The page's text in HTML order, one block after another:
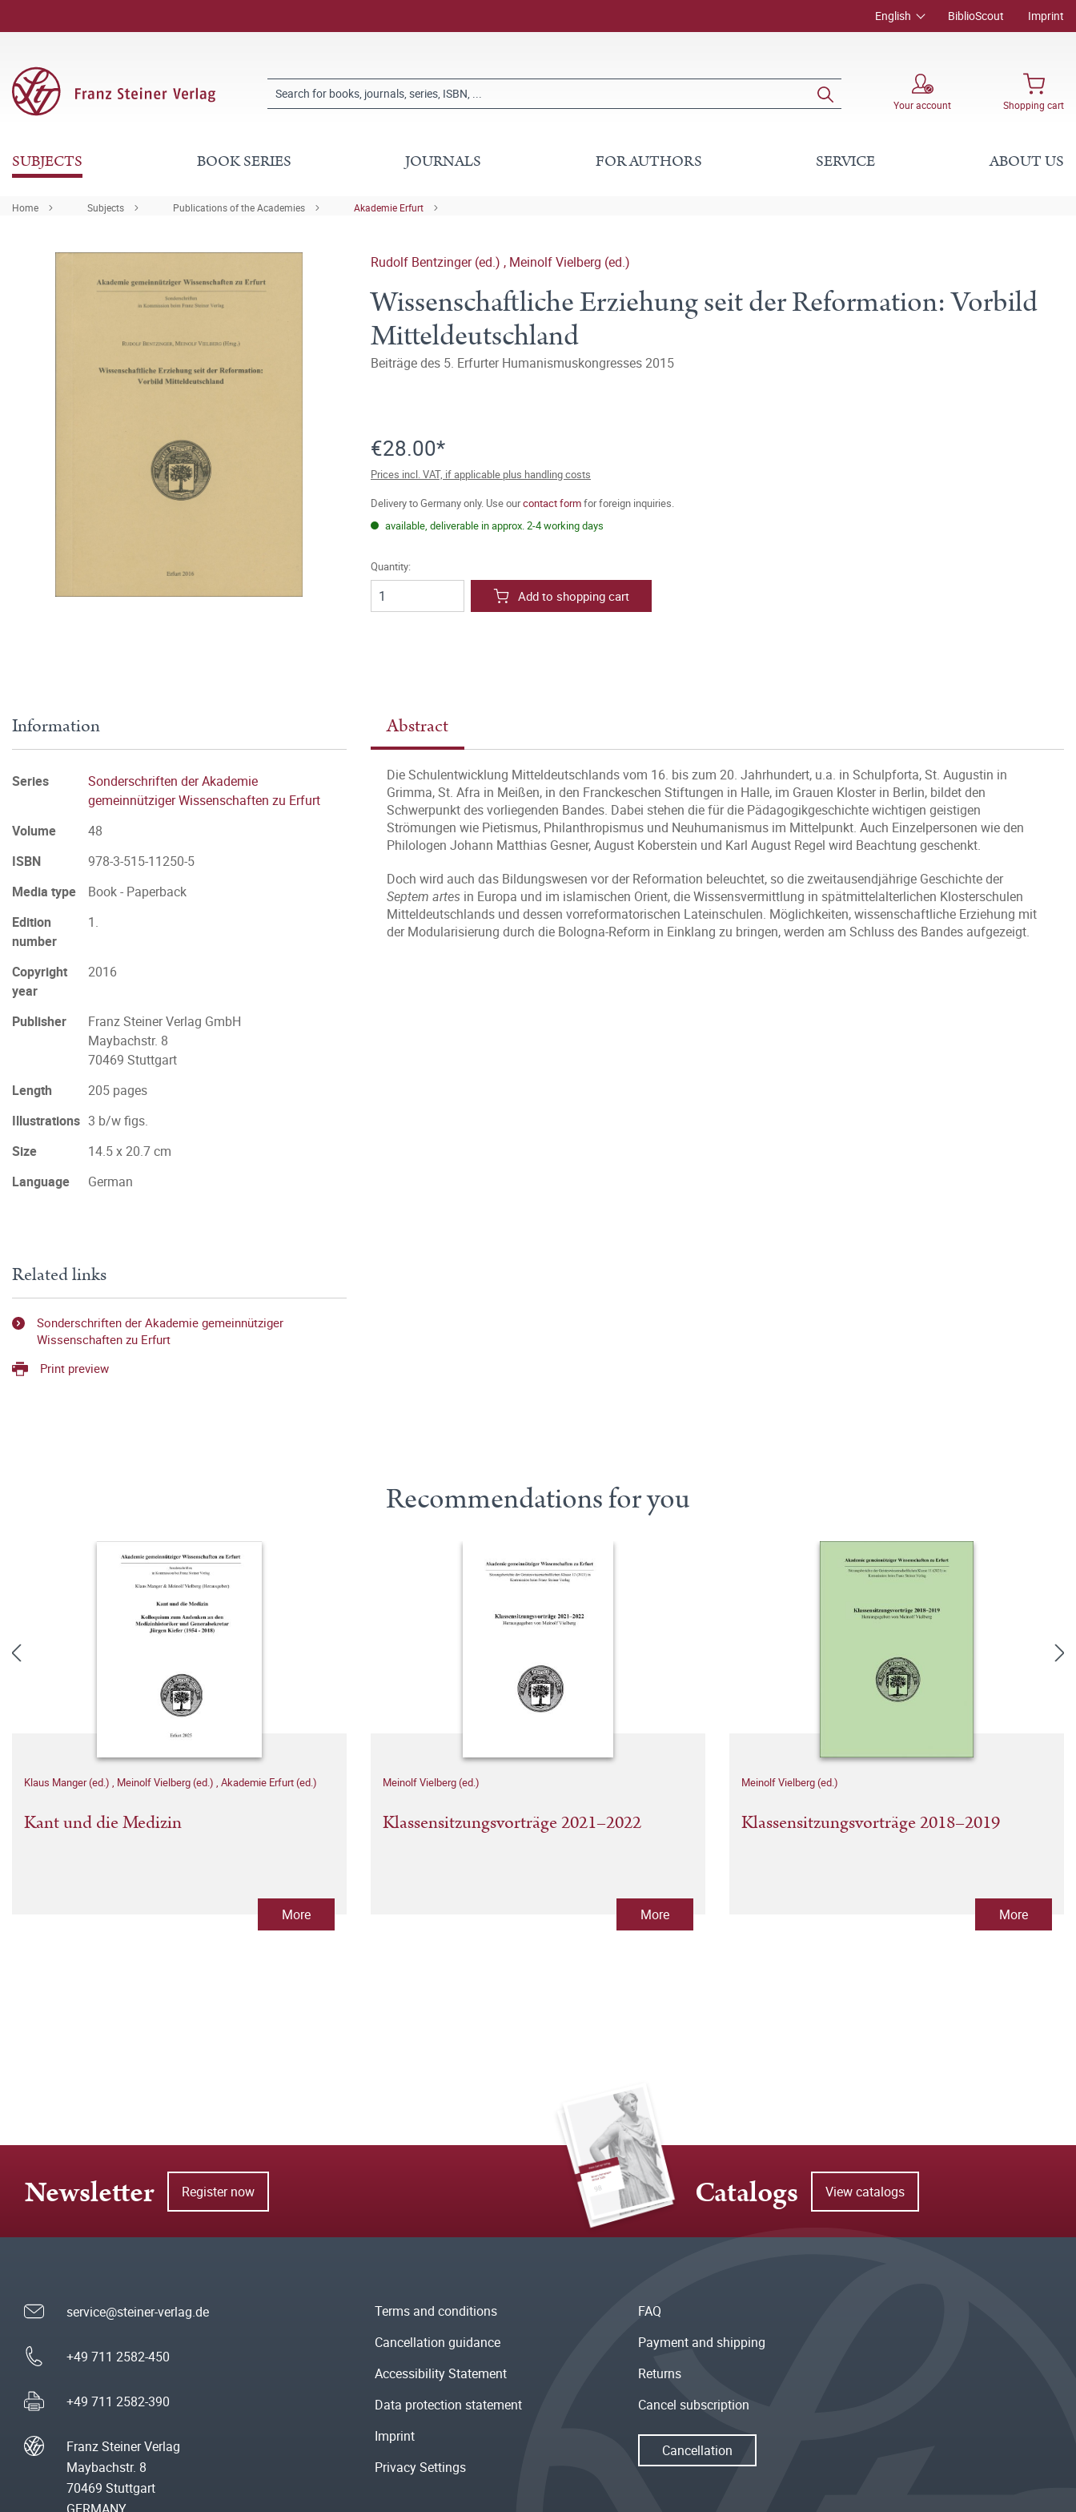
English BiblioScout Imprint
Your account Shopping cart
SUBJECTS BOOK SERIES JOURNALS FOR AUTHORS SERVICE ABOUT US
Home Subjects Publications of the Academies Akademie Erfurt
Rudolf Bentzinger (ed.) , Meinolf Vielberg (ed.)
Wissenschaftliche Erziehung seit der Reformation: Vorbild
Mitteldeutschland
Beiträge des 5. Erfurter Humanismuskongresses 2015
€28.00*
Prices incl. VAT, if applicable plus handling costs
Delivery to Germany only. Use ourcontact formfor foreign inquiries.
available, deliverable in approx. 2-4 working days
Quantity:
Add to shopping cart
Abstract
Die Schulentwicklung Mitteldeutschlands vom 16. bis zum 20. Jahrhundert, u.a. in Schulpforta, St. Augustin in
Grimma, St. Afra in Meißen, in den Franckeschen Stiftungen in Halle, im Grauen Kloster in Berlin, bildet den
Schwerpunkt des vorliegenden Bandes. Dabei stehen die für die Pädagogikgeschichte wichtigen geistigen
Strömungen wie Pietismus, Philanthropismus und Neuhumanismus im Mittelpunkt. Auch Einzelpersonen wie den
Philologen Johann Matthias Gesner, August Koberstein und Karl August Regel wird Beachtung geschenkt.
Doch wird auch das Bildungswesen vor der Reformation beleuchtet, so die zweitausendjährige Geschichte der
Septem artes in Europa und im islamischen Orient, die Wissensvermittlung in spätmittelalterlichen Klosterschulen
Mitteldeutschlands und dessen vorreformatorischen Lateinschulen. Möglichkeiten, wissenschaftliche Erziehung mit
der Modularisierung durch die Bologna-Reform in Einklang zu bringen, werden am Schluss des Bandes aufgezeigt.
Information
Series
Sonderschriften der Akademie
gemeinnütziger Wissenschaften zu Erfurt
Volume
48
ISBN
978-3-515-11250-5
Media type
Book - Paperback
Edition
number
1.
Copyright
year
2016
Publisher
Franz Steiner Verlag GmbH
Maybachstr. 8
70469 Stuttgart
Length
205 pages
Illustrations 3 b/w figs.
Size
14.5 x 20.7 cm
Language
German
Related links
Sonderschriften der Akademie gemeinnütziger
Wissenschaften zu Erfurt
Print preview
Recommendations for you
Klaus Manger (ed.) , Meinolf Vielberg (ed.) , Akademie Erfurt (ed.)
Kant und die Medizin
More
Meinolf Vielberg (ed.)
Klassensitzungsvorträge 2021–2022
More
Meinolf Vielberg (ed.)
Klassensitzungsvorträge 2018–2019
More
Newsletter Register now Catalogs View catalogs
service@steiner-verlag.de
+49 711 2582-450
+49 711 2582-390
Franz Steiner Verlag
Maybachstr. 8
70469 Stuttgart
Terms and conditions
Cancellation guidance
Accessibility Statement
Data protection statement
Imprint
Privacy Settings
FAQ
Payment and shipping
Returns
Cancel subscription
Cancellation